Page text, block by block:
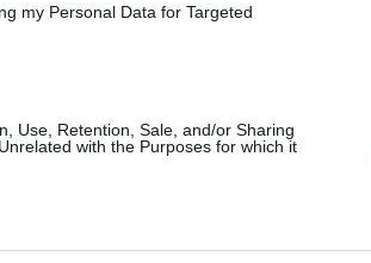
my Personal Data for Targeted
Use, Retention, Sale, and/or Sharing
with the Purposes for which it